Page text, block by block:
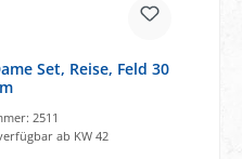
Set, Reise, Feld 30
2511
ab KW 42